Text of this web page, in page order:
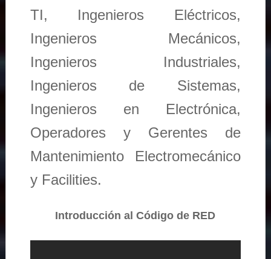
TI, Ingenieros Eléctricos,
Ingenieros Mecánicos,
Ingenieros Industriales,
Ingenieros de Sistemas,
Ingenieros en Electrónica,
Operadores y Gerentes de
Mantenimiento Electromecánico
y Facilities.
Introducción al Código de RED